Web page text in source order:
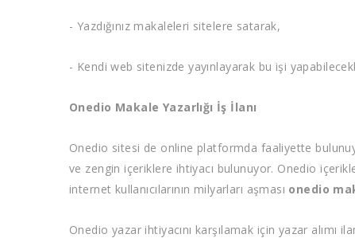
- Yazdığınız makaleleri sitelere satarak,
- Kendi web sitenizde yayınlayarak bu işi
Onedio Makale Yazarlığı İş İlanı
Onedio sitesi de online platformda faaliyette
ve zengin içeriklere ihtiyacı bulunuyor. Onedio
internet kullanıcılarının milyarları aşması onedio
Onedio yazar ihtiyacını karşılamak için yazar alımı